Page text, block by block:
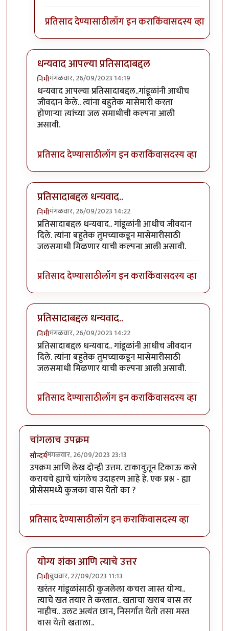
प्रतिसाद देण्यासाठीलॉग इन कराकिंवासदस्य व्हा
धन्यवाद आपल्या प्रतिसादाबद्दल
निमीमंगळवार, 26/09/2023 14:19
In reply toछान. खत प्रकल्प आवडला. आमच्याby
धन्यवाद आपल्या प्रतिसादाबद्दल..गांडूळांनी आधीच
जीवदान केले.. त्यांना बहुतेक मासेमारी करता
होणाऱ्या त्यांच्या जल समाधीची कल्पना आली
असावी.
प्रतिसाद देण्यासाठीलॉग इन कराकिंवासदस्य व्हा
प्रतिसादाबद्दल धन्यवाद..
निमीमंगळवार, 26/09/2023 14:22
In reply toछान. खत प्रकल्प आवडला. आमच्याby
प्रतिसादाबद्दल धन्यवाद.. गांडूळांनी आधीच जीवदान
दिले. त्यांना बहुतेक तुमच्याकडून मासेमारीसाठी
जलसमाधी मिळणार याची कल्पना आली असावी.
प्रतिसाद देण्यासाठीलॉग इन कराकिंवासदस्य व्हा
प्रतिसादाबद्दल धन्यवाद..
निमीमंगळवार, 26/09/2023 14:22
In reply toछान. खत प्रकल्प आवडला. आमच्याby
प्रतिसादाबद्दल धन्यवाद.. गांडूळांनी आधीच जीवदान
दिले. त्यांना बहुतेक तुमच्याकडून मासेमारीसाठी
जलसमाधी मिळणार याची कल्पना आली असावी.
प्रतिसाद देण्यासाठीलॉग इन कराकिंवासदस्य व्हा
चांगलाच उपक्रम
सौन्दर्यमंगळवार, 26/09/2023 23:13
उपक्रम आणि लेख दोन्ही उत्तम. टाकावुतून टिकाऊ कसे
करायचे ह्याचे चांगलेच उदाहरण आहे हे. एक प्रश्न - ह्या
प्रोसेसमध्ये कुजका वास येतो का ?
प्रतिसाद देण्यासाठीलॉग इन कराकिंवासदस्य व्हा
योग्य शंका आणि त्याचे उत्तर
निमीबुधवार, 27/09/2023 11:13
In reply toचांगलाच उपक्रमbyसौन्दर्य
खरंतर गांडूळांसाठी कुजलेला कचरा जास्त योग्य..
त्याचे खत तयार ते करतात.. खताचा खराब वास तर
नाहीच.. उलट अत्यंत छान, निसर्गात येतो तसा मस्त
वास येतो खताला..